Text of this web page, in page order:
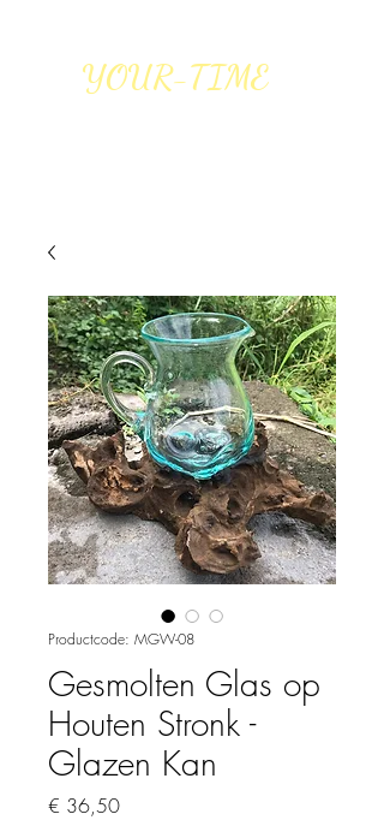
YOUR-TIME
Productcode: MGW-08
Gesmolten Glas op
Houten Stronk -
Glazen Kan
€ 36,50Prijs